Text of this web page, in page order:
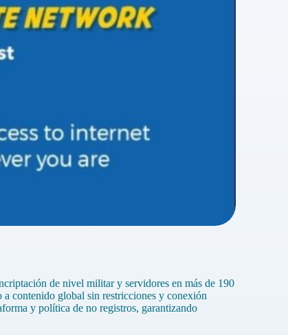
de nivel militar y servidores en más de 190
a contenido global sin restricciones y conexión
y política de no registros, garantizando